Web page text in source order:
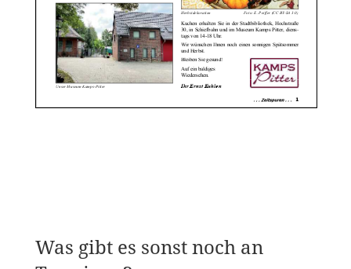
Was gibt es sonst noch an